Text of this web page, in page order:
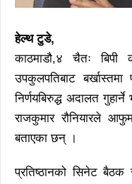
हेल्थ टुडे,
काठमाडौ,४ चैतः बिपी
उपकुलपतिबाट बर्खास्तमा
निर्णयबिरुद्ध अदालत
राजकुमार रौनियारले
बताएका छन् ।
प्रतिष्ठानको सिनेट बैठक